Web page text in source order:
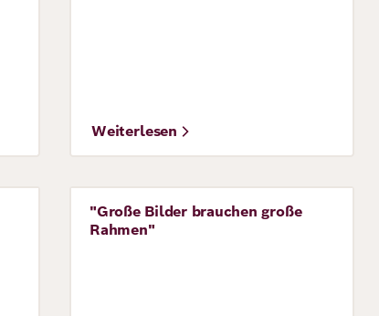
Weiterlesen
Perspective
"Große Bilder brauchen große
Rahmen"